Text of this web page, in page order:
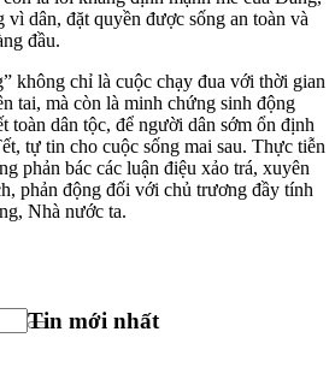
dân, đặt quyền được sống an toàn và
đầu.
không chỉ là cuộc chạy đua với thời gian
tai, mà còn là minh chứng sinh động
toàn dân tộc, để người dân sớm ổn định
tự tin cho cuộc sống mai sau. Thực tiễn
phản bác các luận điệu xảo trá, xuyên
phản động đối với chủ trương đầy tính
Nhà nước ta.
Tin mới nhất